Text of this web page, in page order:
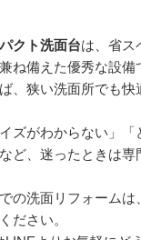
クト洗面台は、省ス
ね備えた優秀な設備
、狭い洗面所でも快
ズがわからない」
ど、迷ったときは専
の洗面リフォームは
ださい。